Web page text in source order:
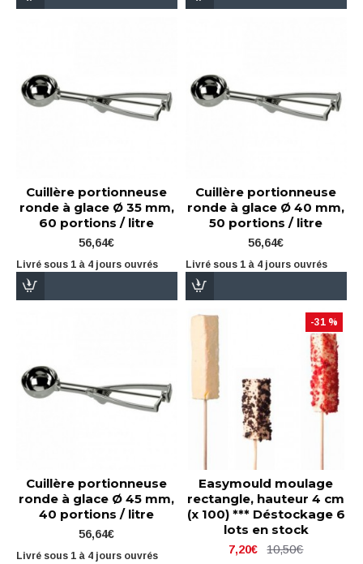
Cuillère portionneuse
ronde à glace Ø 35 mm,
60 portions / litre
56,64€
Livré sous 1 à 4 jours ouvrés
Cuillère portionneuse
ronde à glace Ø 40 mm,
50 portions / litre
56,64€
Livré sous 1 à 4 jours ouvrés
Cuillère portionneuse
ronde à glace Ø 45 mm,
40 portions / litre
56,64€
Livré sous 1 à 4 jours ouvrés
-31 %
Easymould moulage
rectangle, hauteur 4 cm
(x 100) *** Déstockage 6
lots en stock
7,20€ 10,50€